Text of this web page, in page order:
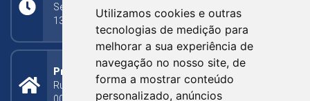
Utilizamos cookies e outras
tecnologias de medição para
melhorar a sua experiência de
navegação no nosso site, de
forma a mostrar conteúdo
personalizado, anúncios
Segunda a Sexta: 8h às 11h30min (manhã);
13h30min às 17h (tarde)
Prefeitura Municipal
Rua Silva Jardim, 505 - Bairro Centro - CEP: 95340-